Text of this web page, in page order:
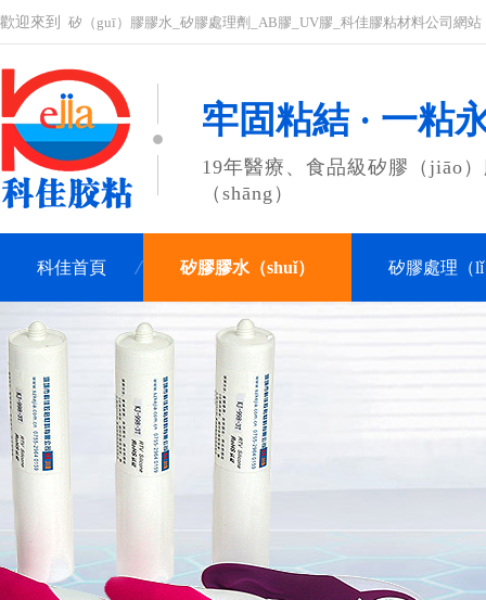
歡迎來到 矽（guī）膠膠水_矽膠處理劑_AB膠_UV膠_科佳膠粘材料公司網站
牢固粘結 · 一粘
19年醫療、食品級矽膠（jiāo
（shāng）
科佳首頁 矽膠膠水（shuǐ） 矽膠處理（
聯係科佳